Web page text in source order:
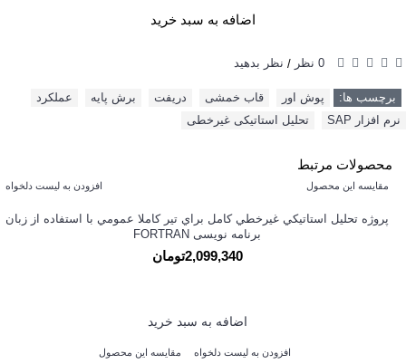
اضافه به سبد خرید
0 نظر / نظر بدهید
برچسب ها: پوش اور قاب خمشی دریفت برش پایه عملکرد
نرم افزار SAP
تحلیل استاتیکی غیرخطی
محصولات مرتبط
افزودن به لیست دلخواه مقایسه این محصول
پروژه تحليل استاتيکي غيرخطي کامل براي تير کاملا عمومي با استفاده از زبان
برنامه نویسی FORTRAN
2,099,340تومان
اضافه به سبد خرید
افزودن به لیست دلخواه مقایسه این محصول